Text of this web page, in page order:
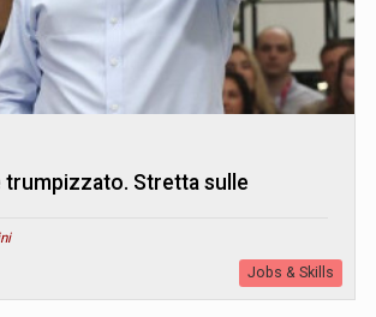
trumpizzato. Stretta sulle
Jobs & Skills